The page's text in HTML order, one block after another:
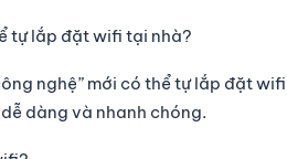
tự lắp đặt wifi tại nhà?
nghệ” mới có thể tự lắp đặt
dàng và nhanh chóng.